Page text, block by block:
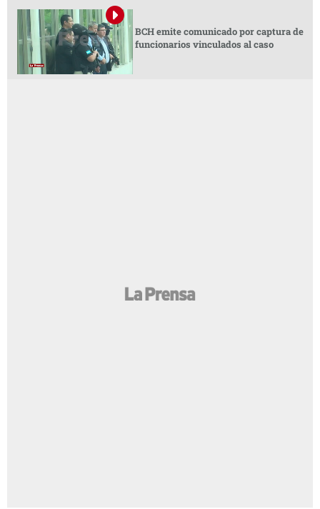
BCH emite comunicado por captura de
funcionarios vinculados al caso